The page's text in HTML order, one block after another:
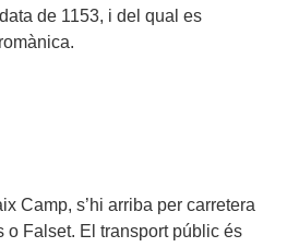
de 1153, i del qual es
Camp, s’hi arriba per carretera
o Falset. El transport públic és